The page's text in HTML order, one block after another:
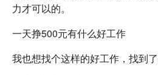
力才可以的。
一天挣500元有什么好工作
我也想找个这样的好工作，找到了